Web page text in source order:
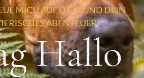
MICH AUF DICH UND DEIN
ABENTEUER!
Hallo